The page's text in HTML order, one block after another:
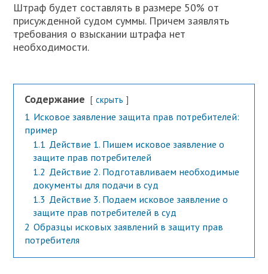
Штраф будет составлять в размере 50% от
присужденной судом суммы. Причем заявлять
требования о взыскании штрафа нет
необходимости.
Содержание скрыть
1 Исковое заявление защита прав потребителей:
пример
1.1 Действие 1. Пишем исковое заявление о
защите прав потребителей
1.2 Действие 2. Подготавливаем необходимые
документы для подачи в суд
1.3 Действие 3. Подаем исковое заявление о
защите прав потребителей в суд
2 Образцы исковых заявлений в защиту прав
потребителя